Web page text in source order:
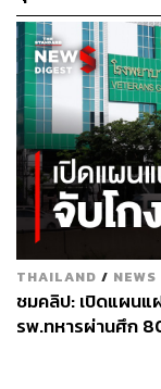
THAILAND / NEWS
ชมคลิป: เปิดแผนแ
รพ.ทหารผ่านศึก